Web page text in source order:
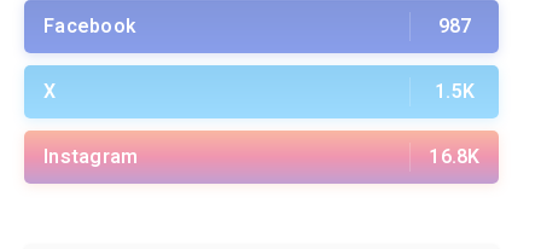
Facebook 987
X 1.5K
Instagram 16.8K